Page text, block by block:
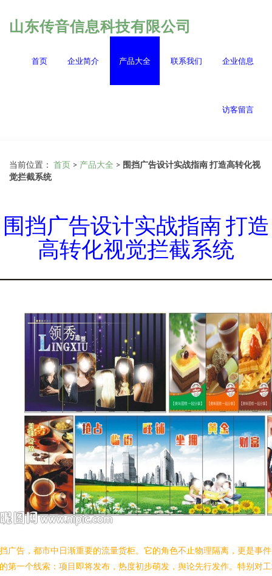
山东传音信息科技有限公司
首页 企业简介 产品大全 联系我们 企业信息
访客留言
当前位置： 首页 > 产品大全 > 围挡广告设计实战指南 打造高转化视
觉拦截系统
围挡广告设计实战指南 打造
高转化视觉拦截系统
广告，都市中日渐重要的流量货柜。它的角色不止物理隔离，更是事
第一个线索：项目即将发布，热度初步萌发，舆论先行发作。特别对